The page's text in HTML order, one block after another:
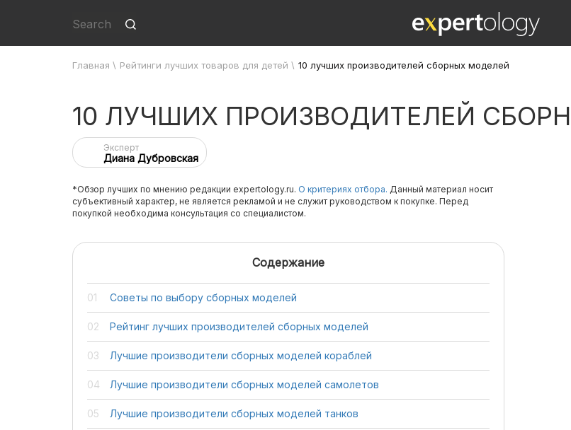
Главная \ Рейтинги лучших товаров для детей \ 10 лучших производителей сборных моделей
10 ЛУЧШИХ ПРОИЗВОДИТЕЛЕЙ
Эксперт
Диана Дубровская
*Обзор лучших по мнению редакции expertology.ru. О критериях отбора. Данный материал носит
субъективный характер, не является рекламой и не служит руководством к покупке. Перед
покупкой необходима консультация со специалистом.
Содержание
Советы по выбору сборных моделей
Рейтинг лучших производителей сборных моделей
Лучшие производители сборных моделей кораблей
Лучшие производители сборных моделей самолетов
Лучшие производители сборных моделей танков